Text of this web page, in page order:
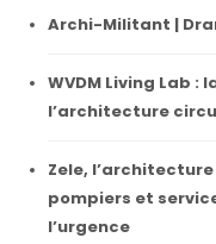
Archi-Militant |
WVDM Living Lab
l’architecture
Zele,
pompiers et
l’urgence